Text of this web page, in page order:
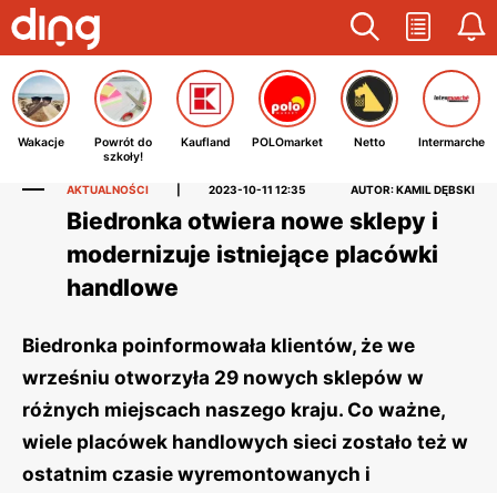
Wakacje
Powrót do
szkoły!
Kaufland POLOmarket Netto Intermarche
AKTUALNOŚCI 2023-10-11 12:35 AUTOR: KAMIL DĘBSKI
Biedronka otwiera nowe sklepy i
modernizuje istniejące placówki
handlowe
Biedronka poinformowała klientów, że we
wrześniu otworzyła 29 nowych sklepów w
różnych miejscach naszego kraju. Co ważne,
wiele placówek handlowych sieci zostało też w
ostatnim czasie wyremontowanych i